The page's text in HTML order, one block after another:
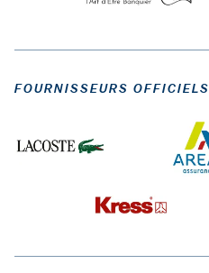
FOURNISSEURS OFFICIELS